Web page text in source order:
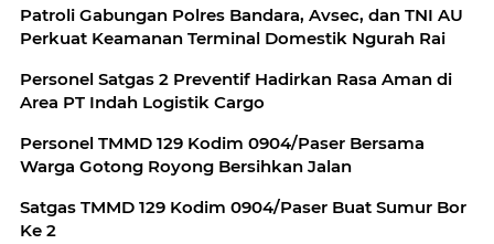
Patroli Gabungan Polres Bandara, Avsec, dan TNI AU
Perkuat Keamanan Terminal Domestik Ngurah Rai
Personel Satgas 2 Preventif Hadirkan Rasa Aman di
Area PT Indah Logistik Cargo
Personel TMMD 129 Kodim 0904/Paser Bersama
Warga Gotong Royong Bersihkan Jalan
Satgas TMMD 129 Kodim 0904/Paser Buat Sumur Bor
Ke 2